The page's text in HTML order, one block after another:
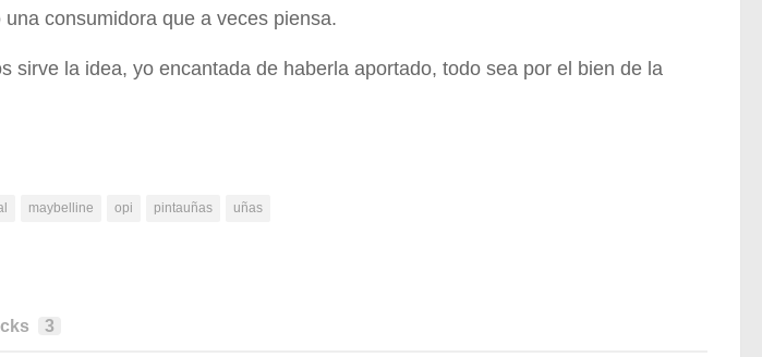
consumidora que a veces piensa.
sirve la idea, yo encantada de haberla aportado, todo sea por el bien de la
maybelline opi pintauñas uñas
3